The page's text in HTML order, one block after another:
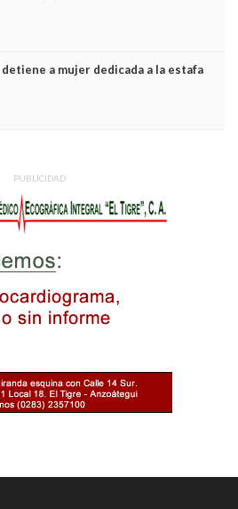
a mujer dedicada a la estafa
PUBLICIDAD